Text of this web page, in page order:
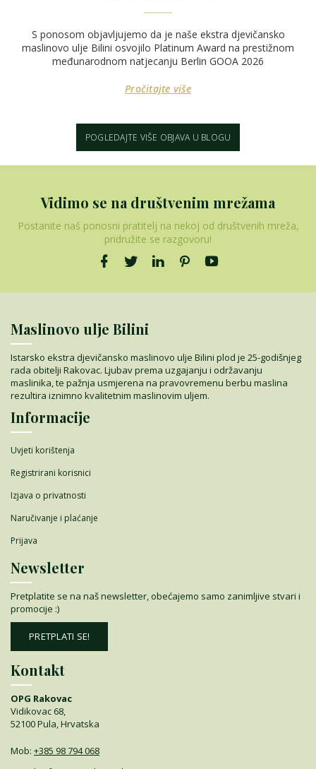
S ponosom objavljujemo da je naše ekstra djevičansko
maslinovo ulje Bilini osvojilo Platinum Award na prestižnom
međunarodnom natjecanju Berlin GOOA 2026
Pročitajte više
POGLEDAJTE VIŠE OBJAVA U BLOGU
Vidimo se na društvenim mrežama
Postanite naš ponosni pratitelj na nekoj od društvenih mreža,
pridružite se razgovoru!
Maslinovo ulje Bilini
Istarsko ekstra djevičansko maslinovo ulje Bilini plod je 25-godišnjeg
rada obitelji Rakovac. Ljubav prema uzgajanju i održavanju
maslinika, te pažnja usmjerena na pravovremenu berbu maslina
rezultira iznimno kvalitetnim maslinovim uljem.
Informacije
Uvjeti korištenja
Registrirani korisnici
Izjava o privatnosti
Naručivanje i plaćanje
Prijava
Newsletter
Pretplatite se na naš newsletter, obećajemo samo zanimljive stvari i
promocije :)
PRETPLATI SE!
Kontakt
OPG Rakovac
Vidikovac 68,
52100 Pula, Hrvatska
Mob: +385 98 794 068